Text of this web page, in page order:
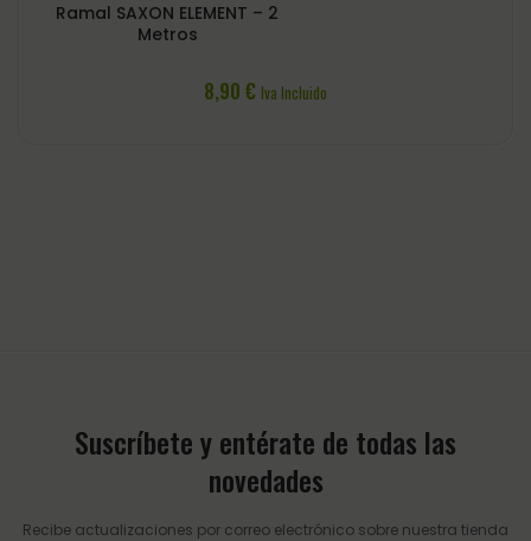
Ramal SAXON ELEMENT – 2
Metros
8,90 € Iva Incluido
Suscríbete y entérate de todas las
novedades
Recibe actualizaciones por correo electrónico sobre nuestra tienda